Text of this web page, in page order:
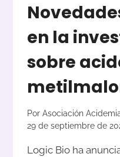
en la
sobre
Por Asociación
29 de septiembre de
Logic Bio ha